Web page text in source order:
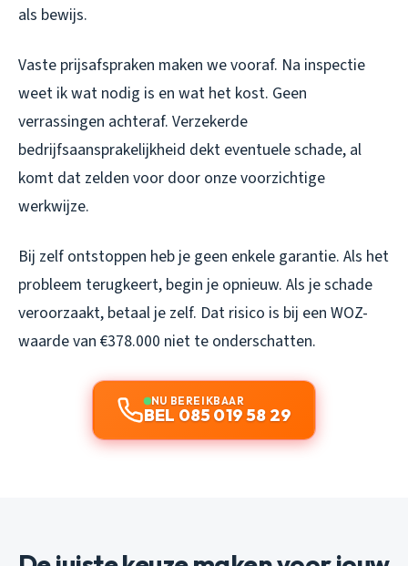
als bewijs.
Vaste prijsafspraken maken we vooraf. Na inspectie
weet ik wat nodig is en wat het kost. Geen
verrassingen achteraf. Verzekerde
bedrijfsaansprakelijkheid dekt eventuele schade, al
komt dat zelden voor door onze voorzichtige
werkwijze.
Bij zelf ontstoppen heb je geen enkele garantie. Als het
probleem terugkeert, begin je opnieuw. Als je schade
veroorzaakt, betaal je zelf. Dat risico is bij een WOZ-
waarde van €378.000 niet te onderschatten.
NU BEREIKBAAR
BEL 085 019 58 29